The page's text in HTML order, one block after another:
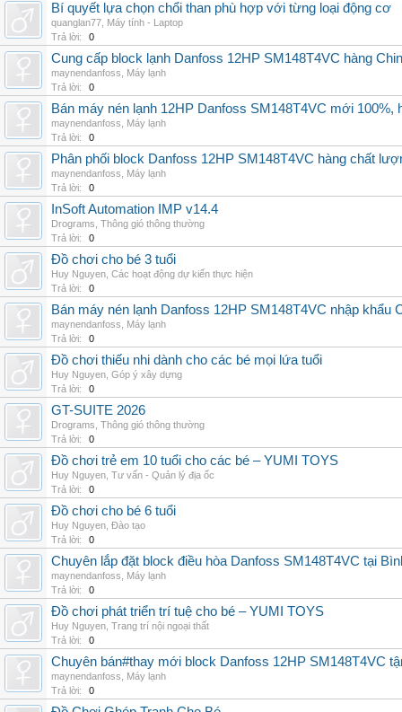
Bí quyết lựa chọn chổi than phù hợp với từng loại động cơ
quanglan77 Máy tính - Laptop
Trả lời:
0
Cung cấp block lạnh Danfoss 12HP SM148T4VC hàng
maynendanfoss
Máy lạnh
Trả lời:
0
Bán máy nén lạnh 12HP Danfoss SM148T4VC mới
maynendanfoss
Máy lạnh
Trả lời:
0
Phân phối block Danfoss 12HP SM148T4VC hàng chất
maynendanfoss
Máy lạnh
Trả lời:
0
InSoft Automation IMP v14.4
Drograms Thông gió thông thường
Trả lời:
0
Đồ chơi cho bé 3 tuổi
Huy Nguyen Các hoạt động dự kiến thực hiện
Trả lời:
0
Bán máy nén lạnh Danfoss 12HP SM148T4VC nhập khẩu
maynendanfoss
Máy lạnh
Trả lời:
0
Đồ chơi thiếu nhi dành cho các bé mọi lứa tuổi
Huy Nguyen Góp ý xây dựng
Trả lời:
0
GT-SUITE 2026
Drograms Thông gió thông thường
Trả lời:
0
Đồ chơi trẻ em 10 tuổi cho các bé – YUMI TOYS
Huy Nguyen Tư vấn - Quản lý địa ốc
Trả lời:
0
Đồ chơi cho bé 6 tuổi
Huy Nguyen Đào tạo
Trả lời:
0
Chuyên lắp đặt block điều hòa Danfoss SM148T4VC tại
maynendanfoss
Máy lạnh
Trả lời:
0
Đồ chơi phát triển trí tuệ cho bé – YUMI TOYS
Huy Nguyen Trang trí nội ngoại thất
Trả lời:
0
Chuyên bán#thay mới block Danfoss 12HP SM148T4VC
maynendanfoss
Máy lạnh
Trả lời:
0